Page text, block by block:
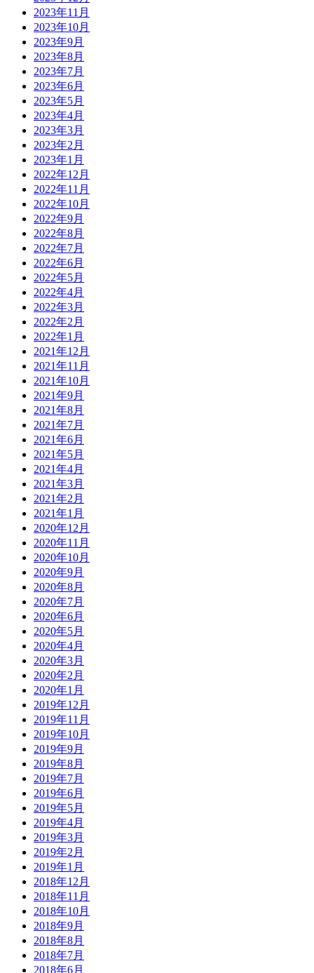
2023年11月
2023年10月
2023年9月
2023年8月
2023年7月
2023年6月
2023年5月
2023年4月
2023年3月
2023年2月
2023年1月
2022年12月
2022年11月
2022年10月
2022年9月
2022年8月
2022年7月
2022年6月
2022年5月
2022年4月
2022年3月
2022年2月
2022年1月
2021年12月
2021年11月
2021年10月
2021年9月
2021年8月
2021年7月
2021年6月
2021年5月
2021年4月
2021年3月
2021年2月
2021年1月
2020年12月
2020年11月
2020年10月
2020年9月
2020年8月
2020年7月
2020年6月
2020年5月
2020年4月
2020年3月
2020年2月
2020年1月
2019年12月
2019年11月
2019年10月
2019年9月
2019年8月
2019年7月
2019年6月
2019年5月
2019年4月
2019年3月
2019年2月
2019年1月
2018年12月
2018年11月
2018年10月
2018年9月
2018年8月
2018年7月
2018年6月